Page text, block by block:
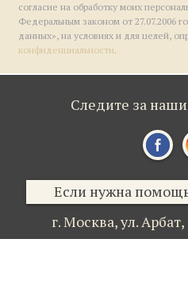
согласие на обработку моих
Федеральным законом от 27.07.2006
данных», на условиях и для целей,
конфиденциальности.
Следите за
Если нужна
г. Москва,ул.